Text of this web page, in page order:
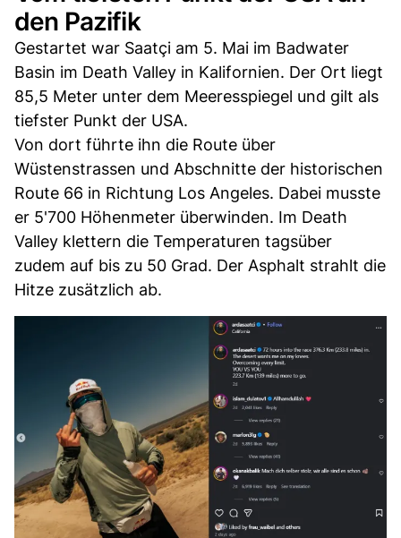
den Pazifik
Gestartet war Saatçi am 5. Mai im Badwater
Basin im Death Valley in Kalifornien. Der Ort liegt
85,5 Meter unter dem Meeresspiegel und gilt als
tiefster Punkt der USA.
Von dort führte ihn die Route über
Wüstenstrassen und Abschnitte der historischen
Route 66 in Richtung Los Angeles. Dabei musste
er 5'700 Höhenmeter überwinden. Im Death
Valley klettern die Temperaturen tagsüber
zudem auf bis zu 50 Grad. Der Asphalt strahlt die
Hitze zusätzlich ab.